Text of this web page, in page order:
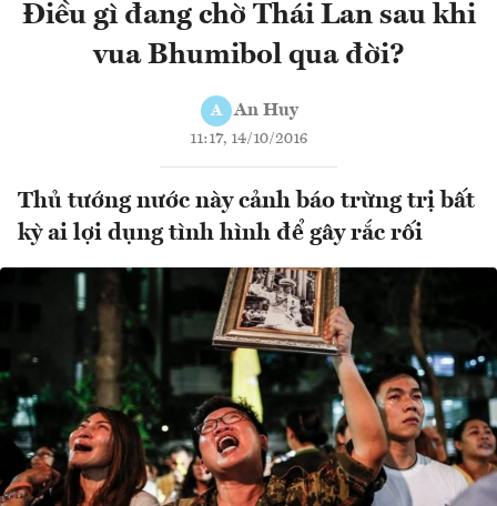
Điều gì đang chờ Thái Lan sau khi
vua Bhumibol qua đời?
A An Huy
11:17, 14/10/2016
Thủ tướng nước này cảnh báo trừng trị bất
kỳ ai lợi dụng tình hình để gây rắc rối